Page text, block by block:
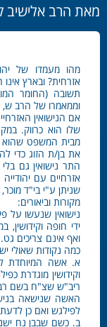
מאת הרב אלישיב
מהו מעמדו של
אזרחית? ובארץ
תשובה (החומר
וממאמרו של הרב ש,
אם הנישואין
שלו הוא כרווק.
מבית המשפט שהוא
את בן/ת הזוג כדי
התר נישואין גם
אזרחיים עם
שניתן ע"י בי"ד
מקורות וביאורים:
נישואין שנעשו על
ידי חופה
ואף אינם צריכים
כמה נקודות שאולי
א. אשה המיוחדת
וקידושין מוגדרת
ריב"ש שצ"ח בשם
האשה שנישאה
לפילגש ואם כן
ב. כשם שבבן נח